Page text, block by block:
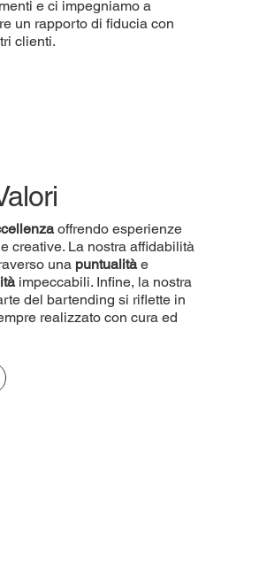
offrendo esperienze
creative. La nostra affidabilità
una puntualitàe
impeccabili. Infine, la nostra
del bartending si riflette in
realizzato con cura ed
e ci impegniamo a
un rapporto di fiducia con
clienti.